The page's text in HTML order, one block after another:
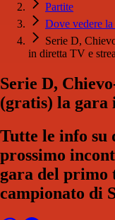
Partite
Dove vedere la
Serie D,
in diretta TV e
Serie D,
(gratis) la gara
Tutte le info su
prossimo
gara del primo
campionato di